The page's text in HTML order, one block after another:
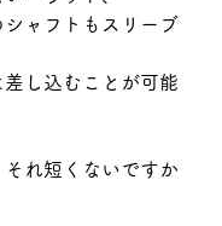
ャフトもスリーブ
し込むことが可能
れ短くないですか